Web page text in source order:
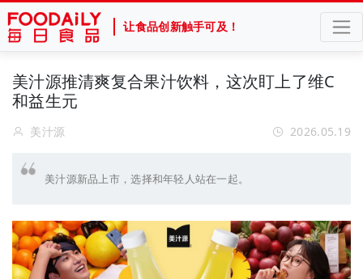
让食品创新触手可及！
美汁源推清爽复合果汁饮料，这次盯上了维C
和益生元
美汁源 2026.05.19
美汁源新品上市，选择和年轻人站在一起。